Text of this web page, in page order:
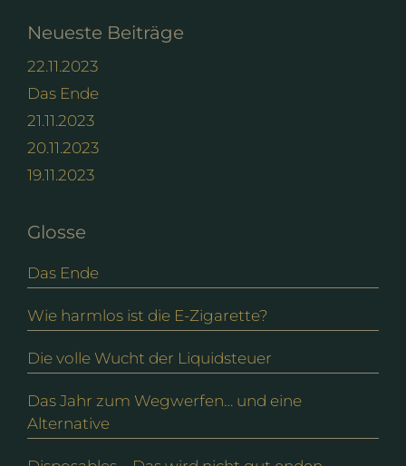
Neueste Beiträge
22.11.2023
Das Ende
21.11.2023
20.11.2023
19.11.2023
Glosse
Das Ende
Wie harmlos ist die E-Zigarette?
Die volle Wucht der Liquidsteuer
Das Jahr zum Wegwerfen… und eine
Alternative